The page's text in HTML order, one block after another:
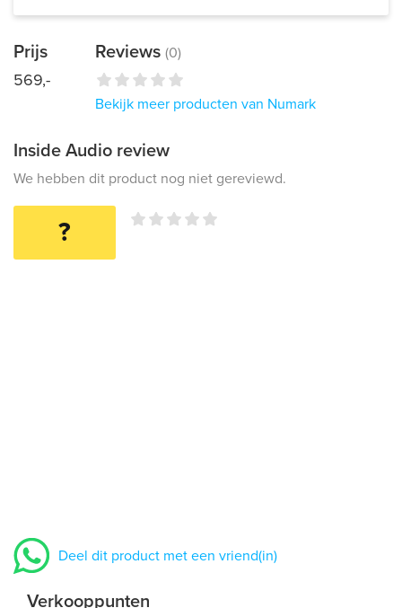
Prijs
569,-
Reviews (0)
Bekijk meer producten van Numark
Inside Audio review
We hebben dit product nog niet gereviewd.
?
Deel dit product met een vriend(in)
Verkooppunten